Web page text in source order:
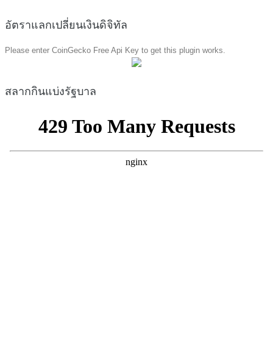
อัตราแลกเปลี่ยนเงินดิจิทัล
Please enter CoinGecko Free Api Key to get this plugin works.
สลากกินแบ่งรัฐบาล